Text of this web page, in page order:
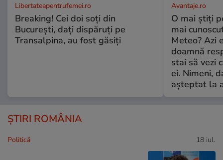
Libertateapentrufemei.ro
Breaking! Cei doi soți din
București, dați dispăruți pe
Transalpina, au fost găsiți
Avantaje.ro
O mai știți
mai
Meteo? Azi
doamnă
stai să vezi
ei. Nimeni,
așteptat la
ȘTIRI ROMÂNIA
Politică 18 iul.